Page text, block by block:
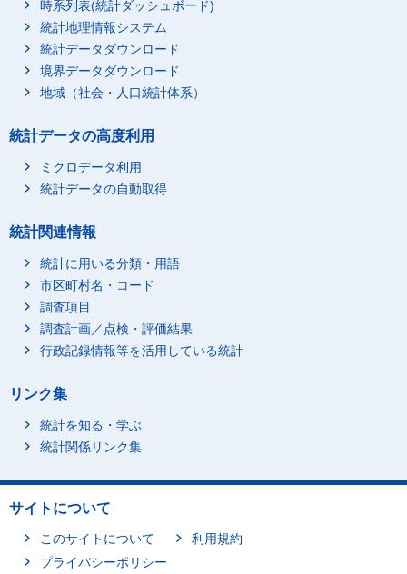
時系列表(統計ダッシュボード)
統計地理情報システム
統計データダウンロード
境界データダウンロード
地域（社会・人口統計体系）
統計データの高度利用
ミクロデータ利用
統計データの自動取得
統計関連情報
統計に用いる分類・用語
市区町村名・コード
調査項目
調査計画／点検・評価結果
行政記録情報等を活用している統計
リンク集
統計を知る・学ぶ
統計関係リンク集
サイトについて
このサイトについて
利用規約
プライバシーポリシー